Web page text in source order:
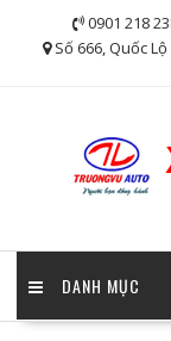
0901 218
Số 666, Quốc
DANH MỤC